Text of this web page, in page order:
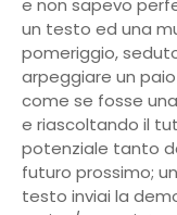
e non sapevo
un testo ed una
pomeriggio,
arpeggiare un
come se fosse
e riascoltando il
potenziale tanto
futuro prossimo;
testo inviai la